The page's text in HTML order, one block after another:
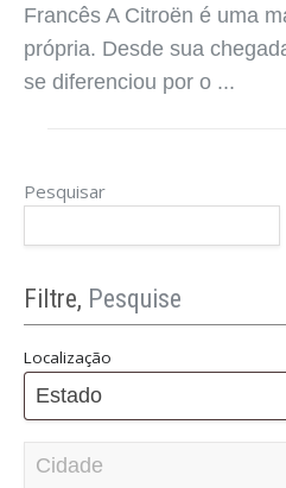
Os 8 Carros Mais
Tecnologia Acessível,
Consolidação Nacional A
Pesquisar
Filtre, Pesquise
Localização
Estado